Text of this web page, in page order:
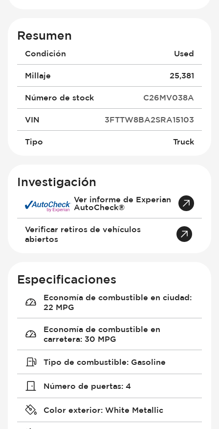
Resumen
Condición Used
Millaje 25,381
Número de stock C26MV038A
VIN 3FTTW8BA2SRA15103
Tipo Truck
Investigación
Ver informe de Experian
AutoCheck®
Verificar retiros de vehículos
abiertos
Especificaciones
Economía de combustible en ciudad:
22 MPG
Economía de combustible en
carretera: 30 MPG
Tipo de combustible: Gasoline
Número de puertas: 4
Color exterior: White Metallic